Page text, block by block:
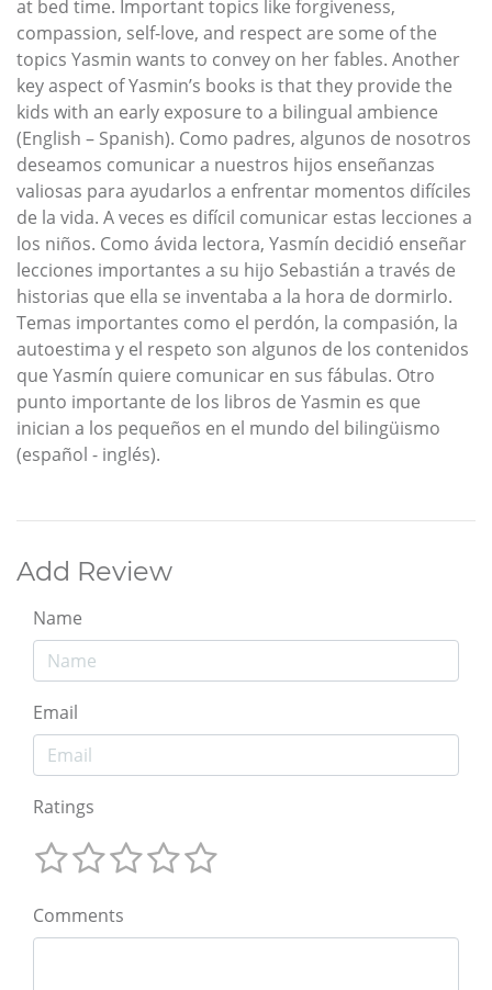
at bed time. Important topics like forgiveness,
compassion, self-love, and respect are some of the
topics Yasmin wants to convey on her fables. Another
key aspect of Yasmin’s books is that they provide the
kids with an early exposure to a bilingual ambience
(English – Spanish). Como padres, algunos de nosotros
deseamos comunicar a nuestros hijos enseñanzas
valiosas para ayudarlos a enfrentar momentos difíciles
de la vida. A veces es difícil comunicar estas lecciones a
los niños. Como ávida lectora, Yasmín decidió enseñar
lecciones importantes a su hijo Sebastián a través de
historias que ella se inventaba a la hora de dormirlo.
Temas importantes como el perdón, la compasión, la
autoestima y el respeto son algunos de los contenidos
que Yasmín quiere comunicar en sus fábulas. Otro
punto importante de los libros de Yasmin es que
inician a los pequeños en el mundo del bilingüismo
(español - inglés).
Add Review
Name
Email
Ratings
Comments